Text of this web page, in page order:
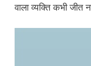
वाला व्यक्ति कभी जीत